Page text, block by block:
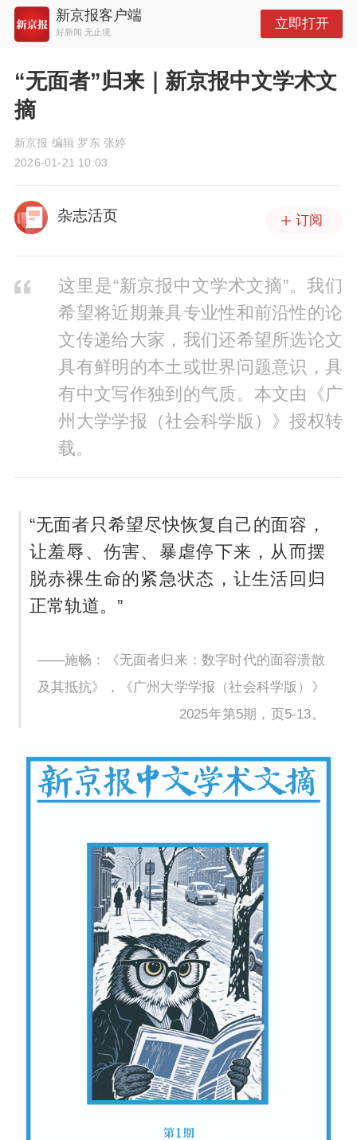
新京报客户端
好新闻 无止境
立即打开
“无面者”归来｜新京报中文学术文
摘
新京报 编辑 罗东 张婷
2026-01-21 10:03
杂志活页 订阅
这里是“新京报中文学术文摘”。我们
希望将近期兼具专业性和前沿性的论
文传递给大家，我们还希望所选论文
具有鲜明的本土或世界问题意识，具
有中文写作独到的气质。本文由《广
州大学学报（社会科学版）》授权转
载。
“无面者只希望尽快恢复自己的面容，
让羞辱、伤害、暴虐停下来，从而摆
脱赤裸生命的紧急状态，让生活回归
正常轨道。”
——施畅：《无面者归来：数字时代的面容溃散
及其抵抗》，《广州大学学报（社会科学版）》
2025年第5期，页5-13。